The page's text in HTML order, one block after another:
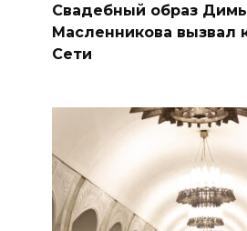
Свадебный образ
Масленникова вызвал
Сети